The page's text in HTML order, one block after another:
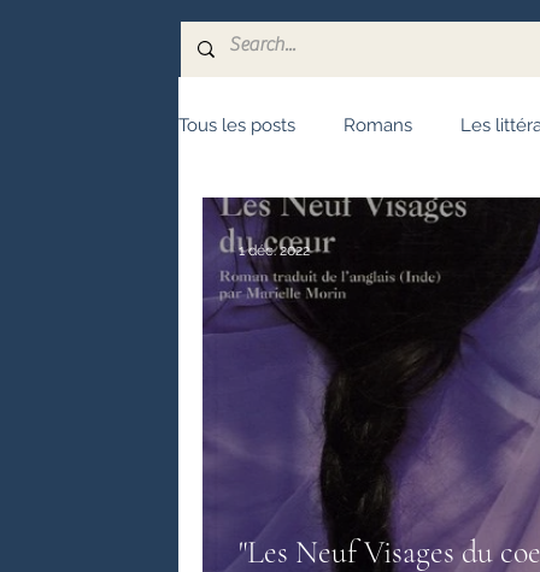
Tous les posts Romans Les
Nouvelles Biographie
Fêtes indiennes Spiritualité
Littérature malayalam
Littérature anglo-saxonne
"Les Neuf Visages du
1 déc. 2022